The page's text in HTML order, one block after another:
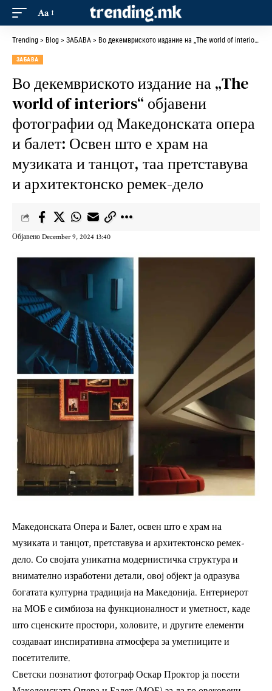
Aa
Trending > Blog > ЗАБАВА > Во декемвриското издание на „The world of interiors“ објавени фотографии од Македонската опера и балет: Освен што е храм на музиката и танцот, таа претставува и архитектонско ремек-дело
ЗАБАВА
Во декемвриското издание на „The
world of interiors“ објавени
фотографии од Македонската опера
и балет: Освен што е храм на
музиката и танцот, таа претставува
и архитектонско ремек-дело
Објавено December 9, 2024 13:40
Македонската Опера и Балет, освен што е храм на
музиката и танцот, претставува и архитектонско ремек-
дело. Со својата уникатна модернистичка структура и
внимателно изработени детали, овој објект ја одразува
богатата културна традиција на Македонија. Ентериерот
на МОБ е симбиоза на функционалност и уметност, каде
што сценските простори, холовите, и другите елементи
создаваат инспиративна атмосфера за уметниците и
посетителите.
Светски познатиот фотограф Оскар Проктор ја посети